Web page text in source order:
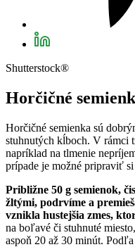
Shutterstock®
Horčičné
Horčičné semienka sú
stuhnutých kĺboch. V rámci
napríklad na tlmenie
prípade je možné pripraviť
Približne 50 g semienok,
žltými, podrvíme a
vznikla hustejšia zmes,
na boľavé či stuhnuté
aspoň 20 až 30 minút.